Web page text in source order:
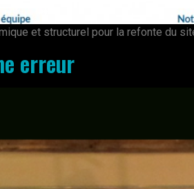
et structurel pour la refonte du
erreur